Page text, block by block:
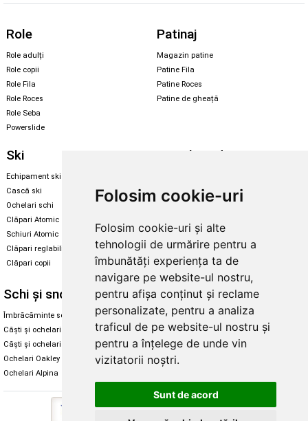
Folosim cookie-uri
Folosim cookie-uri și alte
tehnologii de urmărire pentru a
îmbunătăți experiența ta de
navigare pe website-ul nostru,
pentru afișa conținut și reclame
personalizate, pentru a analiza
traficul de pe website-ul nostru și
pentru a înțelege de unde vin
vizitatorii noștri.
Sunt de acord
Role
Role adulți
Role copii
Role Fila
Role Roces
Role Seba
Powerslide
Patinaj
Magazin patine
Patine Fila
Patine Roces
Patine de gheață
Ski
Echipament ski
Cască ski
Ochelari schi
Clăpari Atomic
Schiuri Atomic
Clăpari reglabili
Clăpari copii
Snowboard
Echipament snowboard
Legături Rome SDS
Skate & longboard
Enuff Skateboards
Schi și snowboard
Îmbrăcăminte schi și snowboard
Căști și ochelari de iarnă
Căști și ochelari Alpina
Ochelari Oakley
Ochelari Alpina
Diverse
Cum aleg rolele
Cum aleg ochelarii
Ochelari de soare Oakley
Ochelari de soare Alpina